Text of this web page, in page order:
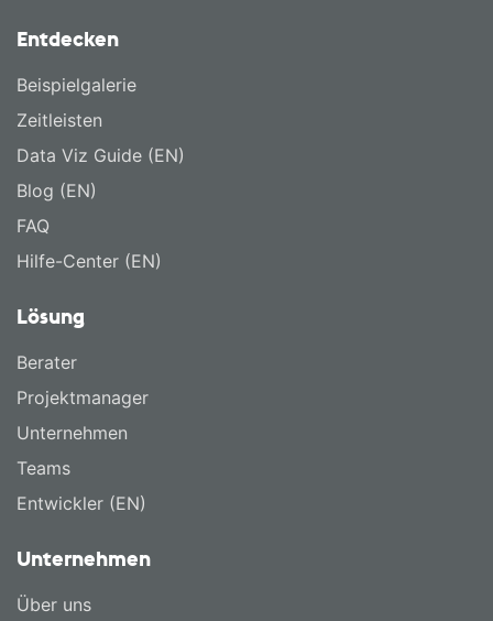
Entdecken
Beispielgalerie
Zeitleisten
Data Viz Guide (EN)
Blog (EN)
FAQ
Hilfe-Center (EN)
Lösung
Berater
Projektmanager
Unternehmen
Teams
Entwickler (EN)
Unternehmen
Über uns